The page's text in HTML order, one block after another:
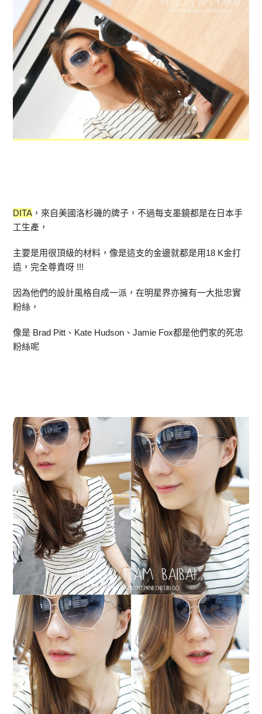
DITA ，來自美國洛杉磯的牌子，不過每支墨鏡都是在日本手
工生產，
主要是用很頂級的材料，像是這支的金邊就都是用18 K金打
造，完全尊貴呀 !!!
因為他們的設計風格自成一派，在明星界亦擁有一大批忠實
粉絲，
像是 Brad Pitt、Kate Hudson、Jamie Fox都是他們家的死忠
粉絲呢